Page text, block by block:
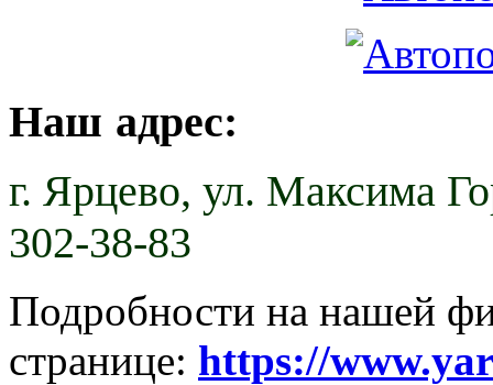
Наш адрес:
г. Ярцево, ул. Максима
302-38-83
Подробности на нашей
странице: https://